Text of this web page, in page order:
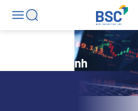
Báo cáo ngành